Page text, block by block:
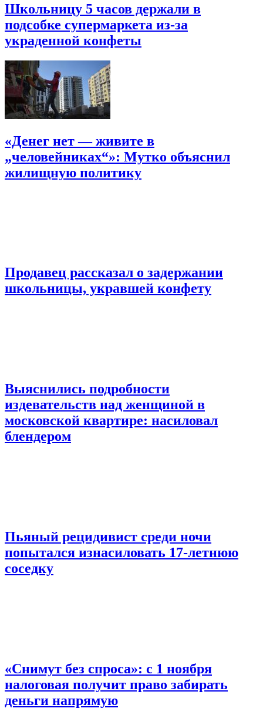
Школьницу 5 часов держали в
подсобке супермаркета из-за
украденной конфеты
«Денег нет — живите в
„человейниках“»: Мутко объяснил
жилищную политику
Продавец рассказал о задержании
школьницы, укравшей конфету
Выяснились подробности
издевательств над женщиной в
московской квартире: насиловал
блендером
Пьяный рецидивист среди ночи
попытался изнасиловать 17-летнюю
соседку
«Снимут без спроса»: с 1 ноября
налоговая получит право забирать
деньги напрямую